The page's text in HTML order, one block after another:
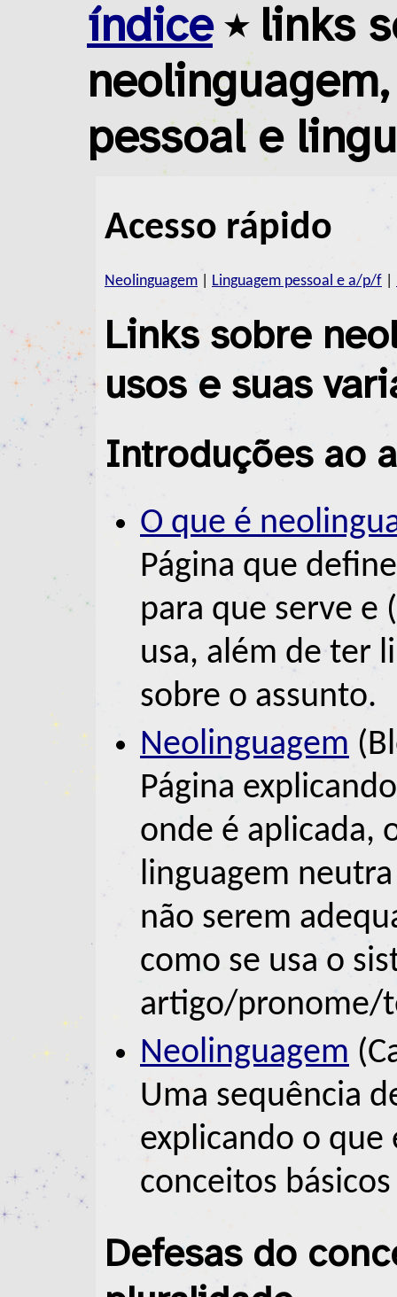
índice⭑ links
pessoal e
Acesso rápido
Neolinguagem Linguagem pessoal e a/p/f
Links sobre
usos e suas
Introduções ao
O que é
Página que
para que serve e
usa, além de ter
sobre o assunto.
Neolinguagem
Página
onde é aplicada,
linguagem
não serem
como se usa o
artigo/pronome/
Neolinguagem
Uma sequência
explicando o que
conceitos
Defesas do